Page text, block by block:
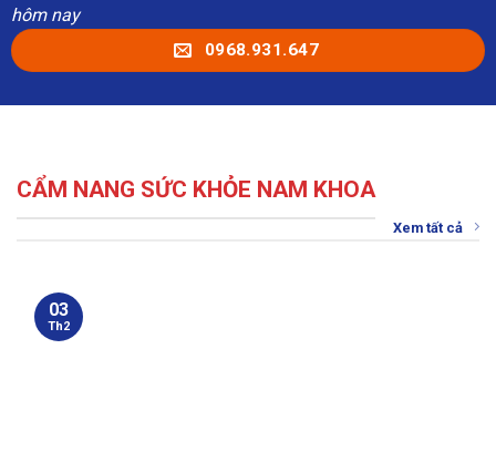
hôm nay
0968.931.647
CẨM NANG SỨC KHỎE NAM KHOA
Xem tất cả
03
Th2